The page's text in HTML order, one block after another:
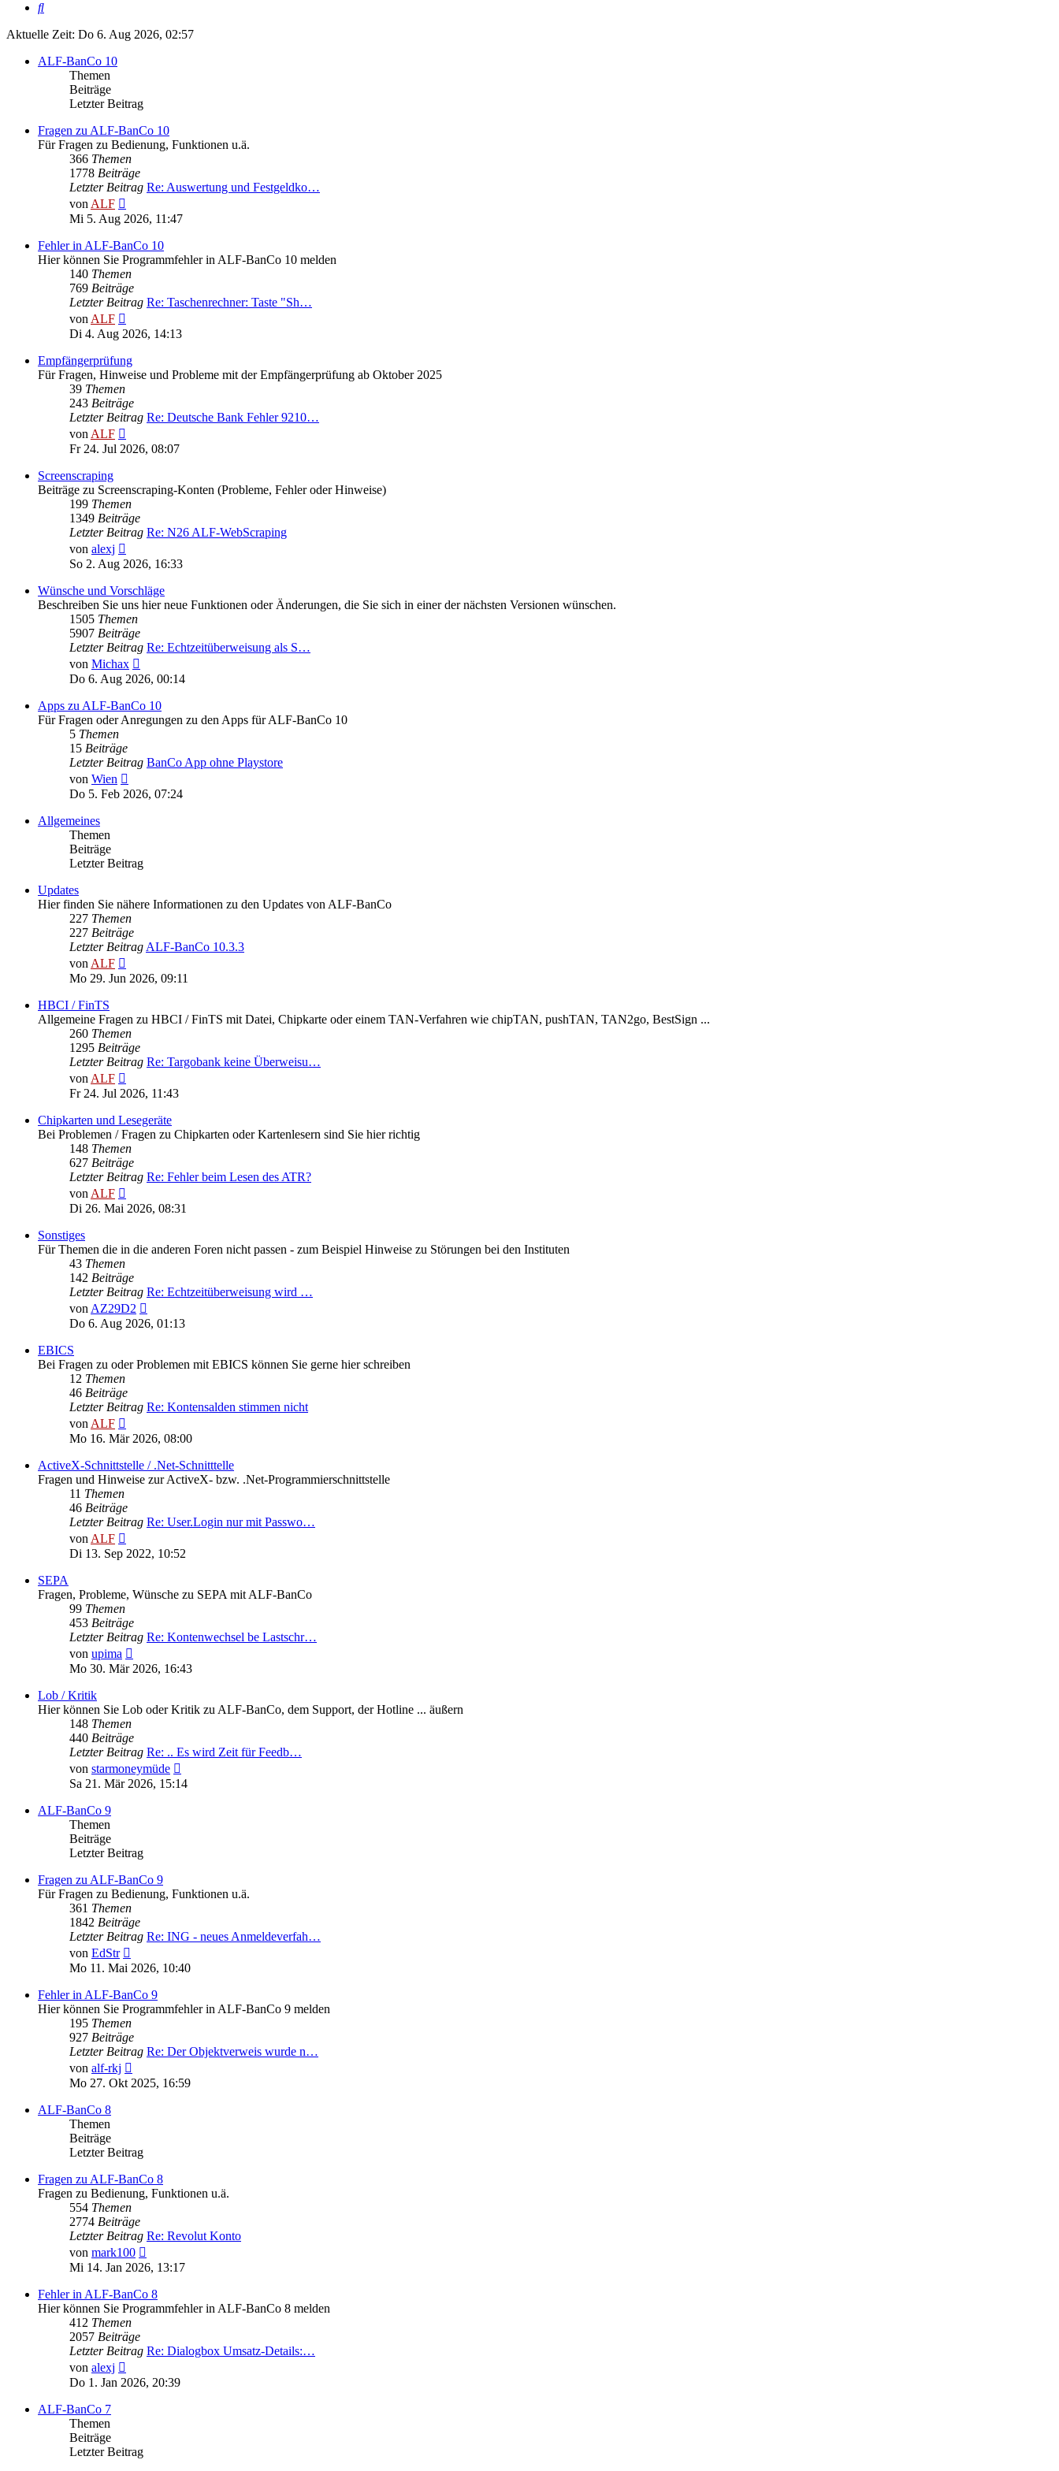
Suche
Aktuelle Zeit: Do 6. Aug 2026, 02:57
ALF-BanCo 10
Themen
Beiträge
Letzter Beitrag
Fragen zu ALF-BanCo 10
Für Fragen zu Bedienung, Funktionen u.ä.
366 Themen
1778 Beiträge
Letzter Beitrag Re: Auswertung und Festgeldko…
vonALF
Beitrag
Mi 5. Aug 2026, 11:47
Fehler in ALF-BanCo 10
Hier können Sie Programmfehler in ALF-BanCo 10 melden
140 Themen
769 Beiträge
Letzter Beitrag Re: Taschenrechner: Taste "Sh…
vonALF
Beitrag
Di 4. Aug 2026, 14:13
Empfängerprüfung
Für Fragen, Hinweise und Probleme mit der Empfängerprüfung ab Oktober 2025
39 Themen
243 Beiträge
Letzter Beitrag Re: Deutsche Bank Fehler 9210…
vonALF
Beitrag
Fr 24. Jul 2026, 08:07
Screenscraping
Beiträge zu Screenscraping-Konten (Probleme, Fehler oder Hinweise)
199 Themen
1349 Beiträge
Letzter Beitrag Re: N26 ALF-WebScraping
von alexj
Beitrag
So 2. Aug 2026, 16:33
Wünsche und Vorschläge
Beschreiben Sie uns hier neue Funktionen oder Änderungen, die Sie sich in einer der nächsten Versionen wünschen.
1505 Themen
5907 Beiträge
Letzter Beitrag Re: Echtzeitüberweisung als S…
von Michax
Beitrag
Do 6. Aug 2026, 00:14
Apps zu ALF-BanCo 10
Für Fragen oder Anregungen zu den Apps für ALF-BanCo 10
5 Themen
15 Beiträge
Letzter Beitrag BanCo App ohne Playstore
von Wien
Beitrag
Do 5. Feb 2026, 07:24
Allgemeines
Themen
Beiträge
Letzter Beitrag
Updates
Hier finden Sie nähere Informationen zu den Updates von ALF-BanCo
227 Themen
227 Beiträge
Letzter BeitragALF-BanCo 10.3.3
vonALF
Beitrag
Mo 29. Jun 2026, 09:11
HBCI / FinTS
Allgemeine Fragen zu HBCI / FinTS mit Datei, Chipkarte oder einem TAN-Verfahren wie chipTAN, pushTAN, TAN2go, BestSign ...
260 Themen
1295 Beiträge
Letzter Beitrag Re: Targobank keine Überweisu…
vonALF
Beitrag
Fr 24. Jul 2026, 11:43
Chipkarten und Lesegeräte
Bei Problemen / Fragen zu Chipkarten oder Kartenlesern sind Sie hier richtig
148 Themen
627 Beiträge
Letzter Beitrag Re: Fehler beim Lesen des ATR?
vonALF
Beitrag
Di 26. Mai 2026, 08:31
Sonstiges
Für Themen die in die anderen Foren nicht passen - zum Beispiel Hinweise zu Störungen bei den Instituten
43 Themen
142 Beiträge
Letzter Beitrag Re: Echtzeitüberweisung wird …
vonAZ29D2
Beitrag
Do 6. Aug 2026, 01:13
EBICS
Bei Fragen zu oder Problemen mit EBICS können Sie gerne hier schreiben
12 Themen
46 Beiträge
Letzter Beitrag Re: Kontensalden stimmen nicht
vonALF
Beitrag
Mo 16. Mär 2026, 08:00
ActiveX-Schnittstelle / .Net-Schnitttelle
Fragen und Hinweise zur ActiveX- bzw. .Net-Programmierschnittstelle
11 Themen
46 Beiträge
Letzter Beitrag Re: User.Login nur mit Passwo…
vonALF
Beitrag
Di 13. Sep 2022, 10:52
SEPA
Fragen, Probleme, Wünsche zu SEPA mit ALF-BanCo
99 Themen
453 Beiträge
Letzter Beitrag Re: Kontenwechsel be Lastschr…
von upima
Beitrag
Mo 30. Mär 2026, 16:43
Lob / Kritik
Hier können Sie Lob oder Kritik zu ALF-BanCo, dem Support, der Hotline ... äußern
148 Themen
440 Beiträge
Letzter Beitrag Re: .. Es wird Zeit für Feedb…
von starmoneymüde
Beitrag
Sa 21. Mär 2026, 15:14
ALF-BanCo 9
Themen
Beiträge
Letzter Beitrag
Fragen zu ALF-BanCo 9
Für Fragen zu Bedienung, Funktionen u.ä.
361 Themen
1842 Beiträge
Letzter Beitrag Re: ING - neues Anmeldeverfah…
von EdStr
Beitrag
Mo 11. Mai 2026, 10:40
Fehler in ALF-BanCo 9
Hier können Sie Programmfehler in ALF-BanCo 9 melden
195 Themen
927 Beiträge
Letzter Beitrag Re: Der Objektverweis wurde n…
von alf-rkj
Beitrag
Mo 27. Okt 2025, 16:59
ALF-BanCo 8
Themen
Beiträge
Letzter Beitrag
Fragen zu ALF-BanCo 8
Fragen zu Bedienung, Funktionen u.ä.
554 Themen
2774 Beiträge
Letzter Beitrag Re: Revolut Konto
von mark100
Beitrag
Mi 14. Jan 2026, 13:17
Fehler in ALF-BanCo 8
Hier können Sie Programmfehler in ALF-BanCo 8 melden
412 Themen
2057 Beiträge
Letzter Beitrag Re: Dialogbox Umsatz-Details:…
von alexj
Beitrag
Do 1. Jan 2026, 20:39
ALF-BanCo 7
Themen
Beiträge
Letzter Beitrag